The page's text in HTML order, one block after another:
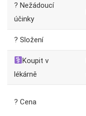
? Nežádoucí
účinky
? Složení
Koupit v
lékárně
? Cena